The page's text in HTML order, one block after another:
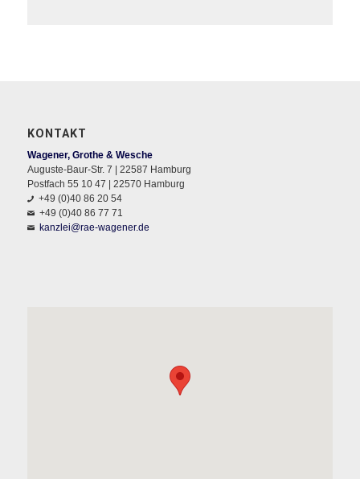
KONTAKT
Wagener, Grothe & Wesche
Auguste-Baur-Str. 7 | 22587 Hamburg
Postfach 55 10 47 | 22570 Hamburg
+49 (0)40 86 20 54
+49 (0)40 86 77 71
kanzlei@rae-wagener.de